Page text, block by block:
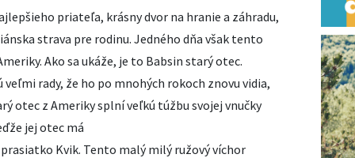
priateľa, krásny dvor na hranie a záhradu,
strava pre rodinu. Jedného dňa však tento
Ako sa ukáže, je to Babsin starý otec.
rady, že ho po mnohých rokoch znovu vidia,
otec z Ameriky splní veľkú túžbu svojej vnučky
jej otec má
Kvik. Tento malý milý ružový víchor